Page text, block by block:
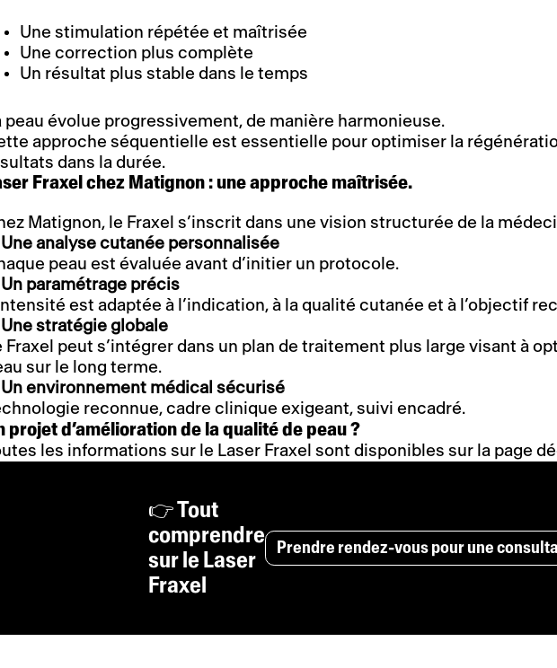
Une stimulation répétée et maîtrisée
Une correction plus complète
Un résultat plus stable dans le temps
peau évolue progressivement, de manière harmonieuse.
approche séquentielle est essentielle pour optimiser la
dans la durée.
Fraxel chez Matignon : une approche maîtrisée.
Matignon, le Fraxel s’inscrit dans une vision structurée de la
Une analyse cutanée personnalisée
peau est évaluée avant d’initier un protocole.
Un paramétrage précis
est adaptée à l’indication, à la qualité cutanée et à l’objectif
Une stratégie globale
Fraxel peut s’intégrer dans un plan de traitement plus large visant à
sur le long terme.
Un environnement médical sécurisé
reconnue, cadre clinique exigeant, suivi encadré.
projet d’amélioration de la qualité de peau ?
les informations sur le Laser Fraxel sont disponibles sur la page
👉 Tout
comprendre
sur le Laser
Fraxel
Prendre rendez-vous pour une